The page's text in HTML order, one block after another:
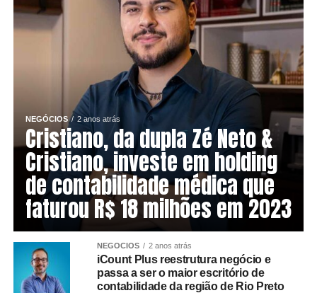
NEGÓCIOS 2 anos atrás
Cristiano, da dupla Zé Neto &
Cristiano, investe em holding
de contabilidade médica que
faturou R$ 18 milhões em 2023
NEGÓCIOS 2 anos atrás
iCount Plus reestrutura negócio e
passa a ser o maior escritório de
contabilidade da região de Rio Preto